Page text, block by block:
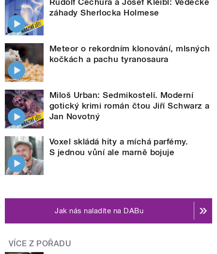
záhady Sherlocka Holmese
Meteor o rekordním klonování, mlsných
kočkách a pachu tyranosaura
Miloš Urban: Sedmikostelí. Moderní
gotický krimi román čtou Jiří Schwarz a
Jan Novotný
Voxel skládá hity a míchá parfémy.
S jednou vůní ale marně bojuje
Jak nás naladíte na DABu
VÍCE Z POŘADU